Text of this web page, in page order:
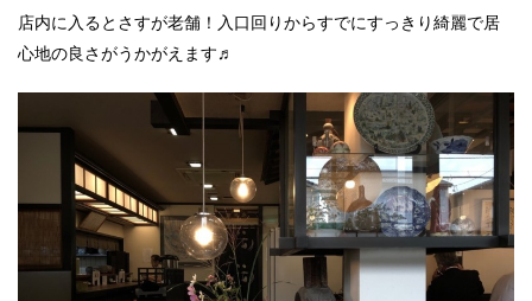
店内に入るとさすが老舗！入口回りからすでにすっきり綺麗で居
心地の良さがうかがえます♬